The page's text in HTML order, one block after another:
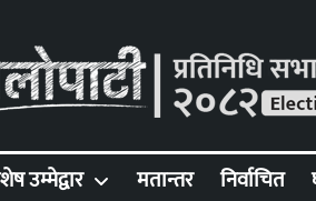
उम्मेद्वार मतान्तर निर्वाचित